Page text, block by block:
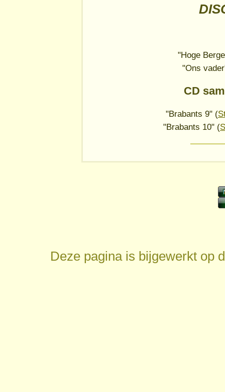
"Hoge
"Ons
CD
"Brabants 9" (
"Brabants 10" (
Deze pagina is bijgewerkt op